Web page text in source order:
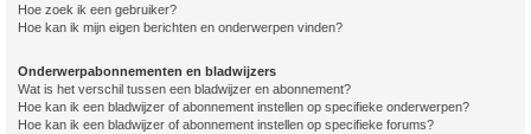
Hoe zoek ik een gebruiker?
Hoe kan ik mijn eigen berichten en onderwerpen vinden?
Onderwerpabonnementen en bladwijzers
Wat is het verschil tussen een bladwijzer en abonnement?
Hoe kan ik een bladwijzer of abonnement instellen op specifieke onderwerpen?
Hoe kan ik een bladwijzer of abonnement instellen op specifieke forums?